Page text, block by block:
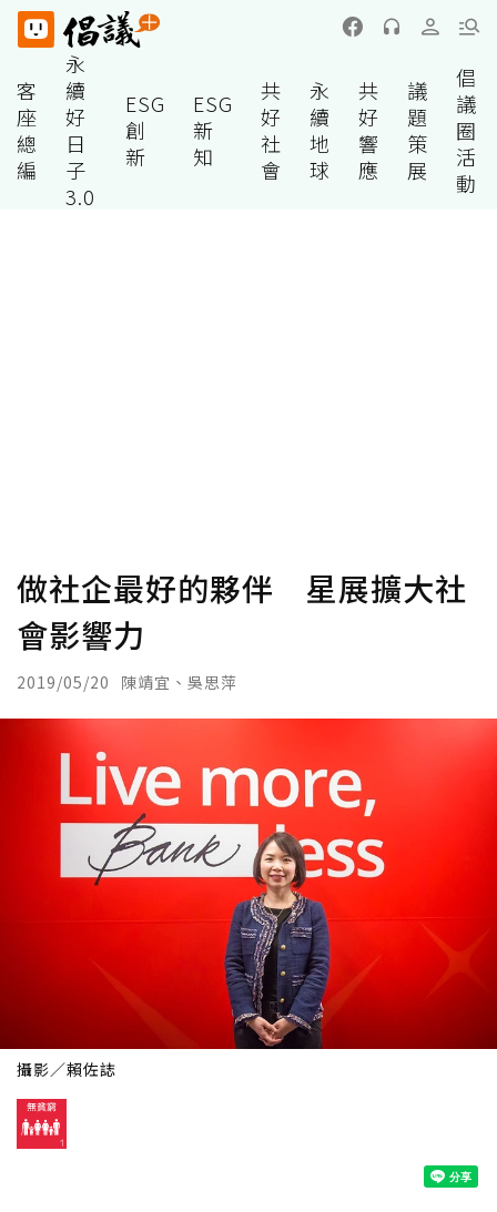
客
座
總
編
永
續
好
日
子
3.0
ESG
創
新
ESG
新
知
共
好
社
會
永
續
地
球
共
好
響
應
議
題
策
展
倡
議
圈
活
動
做社企最好的夥伴 星展擴大社
會影響力
2019/05/20 陳靖宜、吳思萍
攝影／賴佐誌